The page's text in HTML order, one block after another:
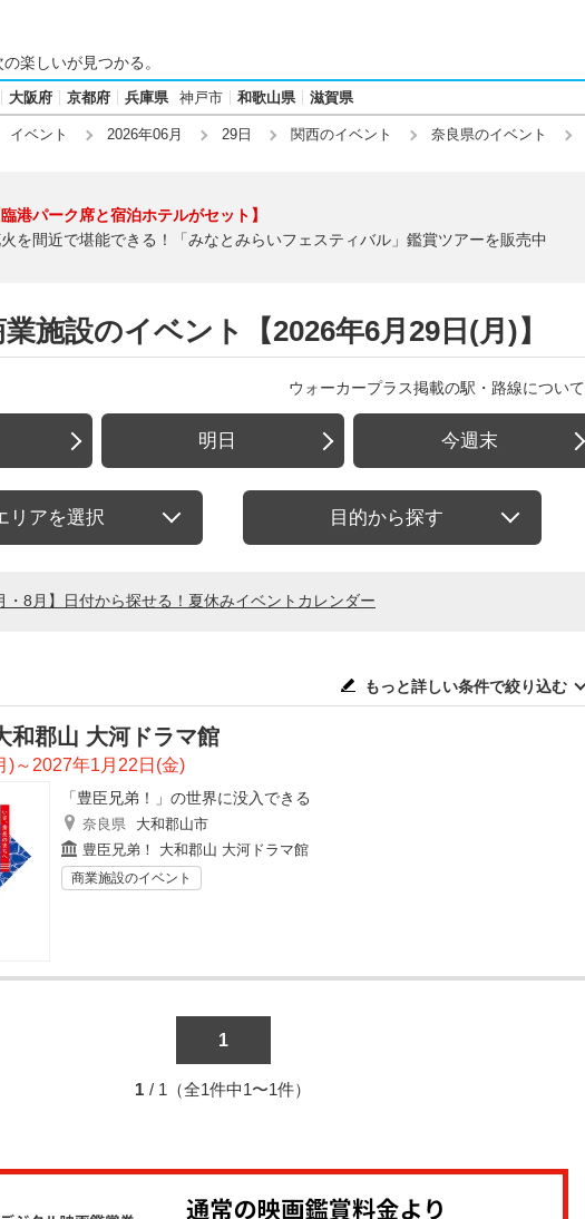
の楽しいが見つかる。
大阪府 京都府 兵庫県 神戸市 和歌山県 滋賀県
イベント 2026年06月 29日 関西のイベント 奈良県のイベント
臨港パーク席と宿泊ホテルがセット】
を間近で堪能できる！「みなとみらいフェスティバル」鑑賞ツアーを販売中
施設のイベント【2026年6月29日(月)】
ウォーカープラス掲載の駅・路線について
明日 今週末
リアを選択 目的から探す
・8月】日付から探せる！夏休みイベントカレンダー
もっと詳しい条件で絞り込む
和郡山 大河ドラマ館
)～2027年1月22日(金)
「豊臣兄弟！」の世界に没入できる
奈良県
大和郡山市
豊臣兄弟！ 大和郡山 大河ドラマ館
商業施設のイベント
1
1 / 1（全1件中1〜1件）